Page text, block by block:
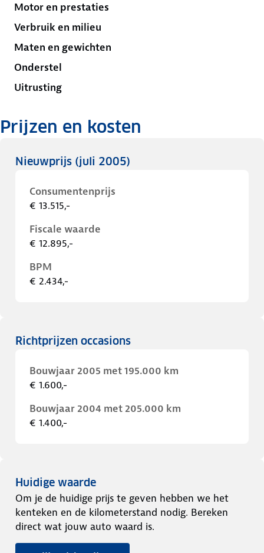
Motor en prestaties
Verbruik en milieu
Maten en gewichten
Onderstel
Uitrusting
Prijzen en kosten
Nieuwprijs (juli 2005)
Consumentenprijs
€ 13.515,-
Fiscale waarde
€ 12.895,-
BPM
€ 2.434,-
Richtprijzen occasions
Bouwjaar 2005 met 195.000 km
€ 1.600,-
Bouwjaar 2004 met 205.000 km
€ 1.400,-
Huidige waarde
Om je de huidige prijs te geven hebben we het
kenteken en de kilometerstand nodig. Bereken
direct wat jouw auto waard is.